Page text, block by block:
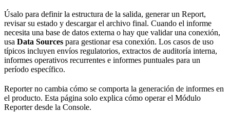
Úsalo para definir la estructura de la salida, generar un Report,
revisar su estado y descargar el archivo final. Cuando el informe
necesita una base de datos externa o hay que validar una conexión,
usa Data Sources para gestionar esa conexión. Los casos de uso
típicos incluyen envíos regulatorios, extractos de auditoría interna,
informes operativos recurrentes e informes puntuales para un
período específico.
Reporter no cambia cómo se comporta la generación de informes en
el producto. Esta página solo explica cómo operar el Módulo
Reporter desde la Console.